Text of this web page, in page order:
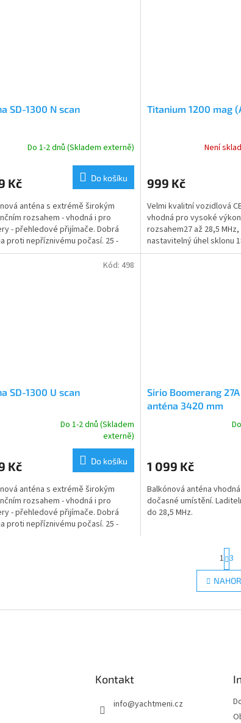
SD-1300 N scan
Do 1-2 dnů (Skladem externě)
Kč Do košíku
anténa s extrémě širokým
rozsahem - vhodná i pro
- přehledové přijímače. Dobrá
proti nepříznivému počasí. 25 -
Titanium 1200 mag
Není
999 Kč
Velmi kvalitní vozidlová
vhodná pro vysoké
rozsahem27 až 28,5 MHz,
nastavitelný úhel sklonu
krátkodobý vstupní...
SD-1300 U scan
Do 1-2 dnů (Skladem
externě)
Kč Do košíku
anténa s extrémě širokým
rozsahem - vhodná i pro
- přehledové přijímače. Dobrá
proti nepříznivému počasí. 25 -
Kód: 498
Sirio Boomerang
anténa 3420 mm
je
z
5
hvězdiček.
1 099 Kč
Balkónová anténa
dočasné umístění.
do 28,5 MHz.
O
v
á
S
t
r
á
n
1 3
Kontakt
info@yachtmeni.cz